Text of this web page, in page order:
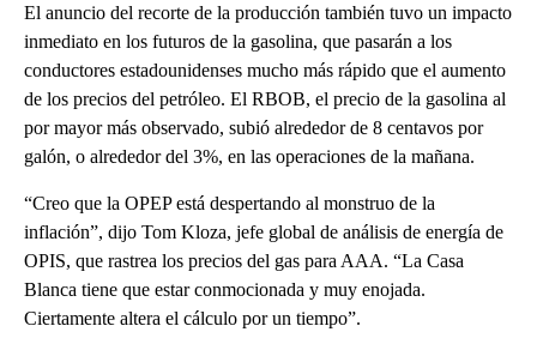
El anuncio del recorte de la producción también tuvo un impacto
inmediato en los futuros de la gasolina, que pasarán a los
conductores estadounidenses mucho más rápido que el aumento
de los precios del petróleo. El RBOB, el precio de la gasolina al
por mayor más observado, subió alrededor de 8 centavos por
galón, o alrededor del 3%, en las operaciones de la mañana.
“Creo que la OPEP está despertando al monstruo de la
inflación”, dijo Tom Kloza, jefe global de análisis de energía de
OPIS, que rastrea los precios del gas para AAA. “La Casa
Blanca tiene que estar conmocionada y muy enojada.
Ciertamente altera el cálculo por un tiempo”.